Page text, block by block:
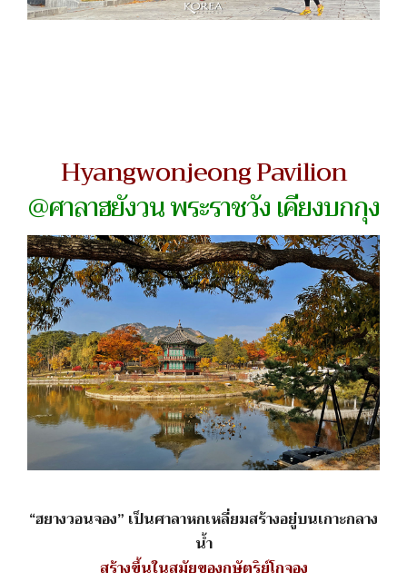
Hyangwonjeong Pavilion
@ศาลาฮยังวน พระราชวัง เคียงบกกุง
“ฮยางวอนจอง” เป็นศาลาหกเหลี่ยมสร้างอยู่บนเกาะกลาง
น้ำ
สร้างขึ้นในสมัยของกษัตริย์โกจอง